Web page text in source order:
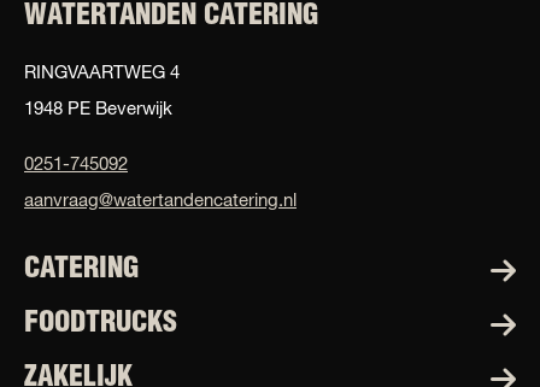
WATERTANDEN CATERING
RINGVAARTWEG 4
1948 PE Beverwijk
0251-745092
aanvraag@watertandencatering.nl
CATERING
FOODTRUCKS
ZAKELIJK